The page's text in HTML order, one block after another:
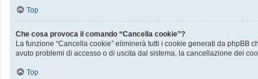
Top
Che cosa provoca il comando “Cancella cookie”?
La funzione “Cancella cookie” eliminerà tutti i cookie generati da phpBB
avuto problemi di accesso o di uscita dal sistema, la cancellazione dei
Top